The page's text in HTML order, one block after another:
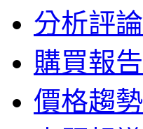
分析評論
購買報告
價格趨勢